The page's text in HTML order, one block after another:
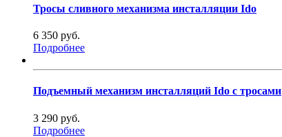
Тросы сливного механизма инсталляции Ido
6 350 руб.
Подробнее
Подъемный механизм инсталляций Ido с тросами
3 290 руб.
Подробнее